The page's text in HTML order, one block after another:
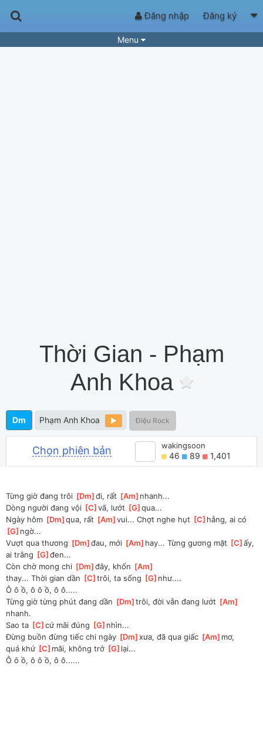
Đăng nhập Đăng ký
Menu
Thời Gian - Phạm
Anh Khoa
Dm Phạm Anh Khoa Điệu Rock
Chọn phiên bản wakingsoon
46 89 1,401
Từng giờ đang trôi [Dm ]
đi, rất [Am ]nhanh...
Dòng người đang vội [C ]
vã, lướt [G ]
qua...
Ngày hôm [Dm ]
qua, rất [Am ]
vui... Chợt nghe hụt [C ]hẫng, ai có
G ]ngờ...
Vượt qua thương [Dm ]
đau, mới [Am ]hay... Từng gương mặt [C ]
ấy,
ai trắng [G ]
đen...
Còn chờ mong chi [Dm ]
đây, khốn [Am
thay... Thời gian dần [C ]trôi, ta sống [G ]như....
Ô ô ồ, ô ô ồ, ô ô.....
Từng giờ từng phút đang dần [Dm ]trôi, đời vẫn đang lướt [Am
nhanh.
Sao ta [C ]
cứ mãi đúng [G ]nhìn...
Đừng buồn đừng tiếc chi ngày [Dm ]
xưa, đã qua giấc [Am ]mơ,
quá khứ [C ]mãi, không trở [G ]lại...
Ô ô ồ, ô ô ồ, ô ô......